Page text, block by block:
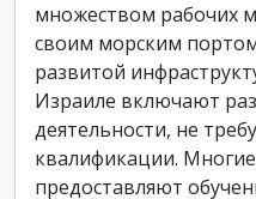
множеством рабочих
своим морским
развитой
Израиле включают
деятельности, не
квалификации.
предоставляют